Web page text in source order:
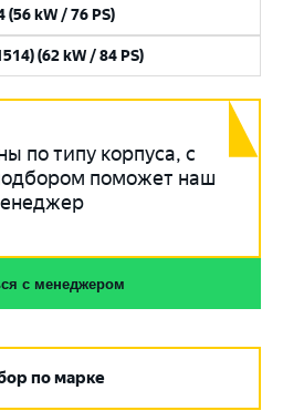
(56 kW / 76 PS)
(62 kW / 84 PS)
по типу корпуса, с
поможет наш
с менеджером
по марке